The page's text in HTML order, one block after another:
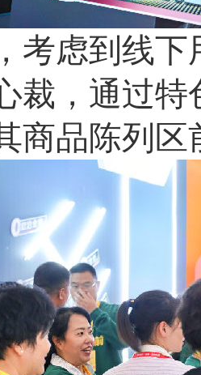
虑到线下
裁，通过
商品陈列区